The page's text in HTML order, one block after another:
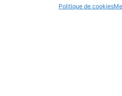
Politique de cookies